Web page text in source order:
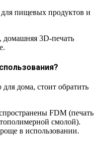
пищевых продуктов и
домашняя 3D-печать
дома, стоит обратить
FDM (печать
смолой).
в использовании.